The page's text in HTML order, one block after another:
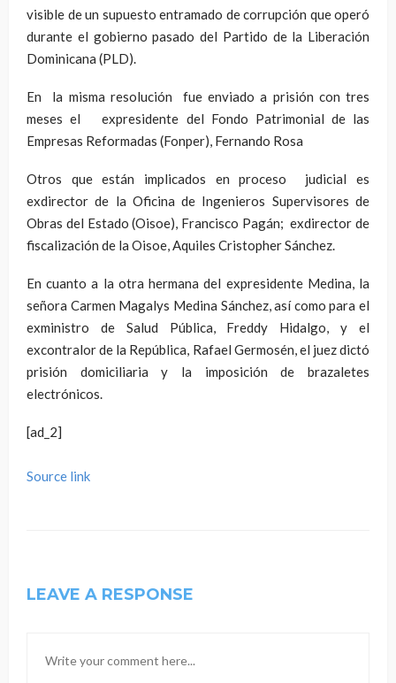
visible de un supuesto entramado de corrupción que operó
durante el gobierno pasado del Partido de la Liberación
Dominicana (PLD).
En la misma resolución fue enviado a prisión con tres
meses el expresidente del Fondo Patrimonial de las
Empresas Reformadas (Fonper), Fernando Rosa
Otros que están implicados en proceso judicial es
exdirector de la Oficina de Ingenieros Supervisores de
Obras del Estado (Oisoe), Francisco Pagán; exdirector de
fiscalización de la Oisoe, Aquiles Cristopher Sánchez.
En cuanto a la otra hermana del expresidente Medina, la
señora Carmen Magalys Medina Sánchez, así como para el
exministro de Salud Pública, Freddy Hidalgo, y el
excontralor de la República, Rafael Germosén, el juez dictó
prisión domiciliaria y la imposición de brazaletes
electrónicos.
[ad_2]
Source link
LEAVE A RESPONSE